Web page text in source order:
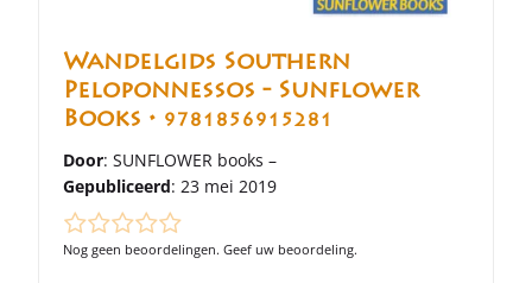
Wandelgids Southern
Peloponnessos - Sunflower
Books • 9781856915281
Door: SUNFLOWER books –
Gepubliceerd: 23 mei 2019
Nog geen beoordelingen. Geef uw beoordeling.